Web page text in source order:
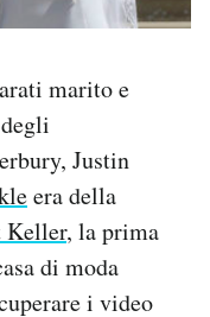
marito e
Justin
era della
Keller, la prima
di moda
i video